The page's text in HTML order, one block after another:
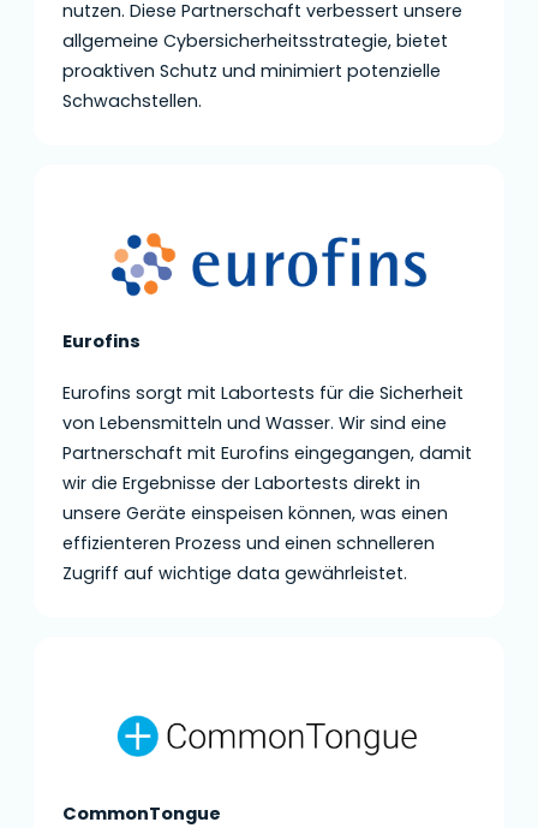
nutzen. Diese Partnerschaft verbessert unsere
allgemeine Cybersicherheitsstrategie, bietet
proaktiven Schutz und minimiert potenzielle
Schwachstellen.
Eurofins
Eurofins sorgt mit Labortests für die Sicherheit
von Lebensmitteln und Wasser. Wir sind eine
Partnerschaft mit Eurofins eingegangen, damit
wir die Ergebnisse der Labortests direkt in
unsere Geräte einspeisen können, was einen
effizienteren Prozess und einen schnelleren
Zugriff auf wichtige data gewährleistet.
CommonTongue